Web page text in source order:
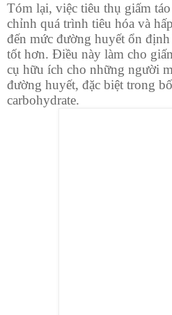
Tóm lại, việc tiêu thụ giấm
chỉnh quá trình tiêu hóa và
đến mức đường huyết ổn
tốt hơn. Điều này làm cho
cụ hữu ích cho những người
đường huyết, đặc biệt trong
carbohydrate.